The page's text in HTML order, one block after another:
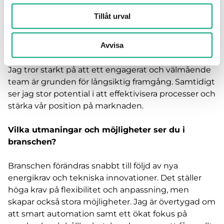
Tillåt urval
Avvisa
Vad motiverar dig i din yrkesroll?
Det som driver mig i mitt arbete är att skapa en
stabil och stöttande organisation där varje
medarbetare får möjlighet att utvecklas och växa.
Jag tror starkt på att ett engagerat och välmående
team är grunden för långsiktig framgång. Samtidigt
ser jag stor potential i att effektivisera processer och
stärka vår position på marknaden.
Vilka utmaningar och möjligheter ser du i
branschen?
Branschen förändras snabbt till följd av nya
energikrav och tekniska innovationer. Det ställer
höga krav på flexibilitet och anpassning, men
skapar också stora möjligheter. Jag är övertygad om
att smart automation samt ett ökat fokus på